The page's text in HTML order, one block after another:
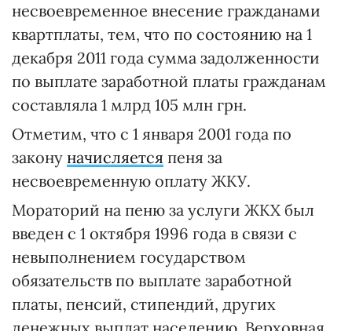
несвоевременное внесение гражданами
квартплаты, тем, что по состоянию на 1
декабря 2011 года сумма задолженности
по выплате заработной платы гражданам
составляла 1 млрд 105 млн грн.
Отметим, что с 1 января 2001 года по
закону начисляется пеня за
несвоевременную оплату ЖКУ.
Мораторий на пеню за услуги ЖКХ был
введен с 1 октября 1996 года в связи с
невыполнением государством
обязательств по выплате заработной
платы, пенсий, стипендий, других